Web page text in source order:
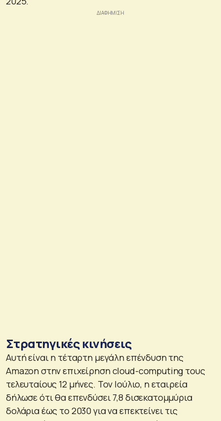
Στρατηγικές κινήσεις
Αυτή είναι η τέταρτη μεγάλη επένδυση της
Amazon στην επιχείρηση cloud-computing τους
τελευταίους 12 μήνες. Τον Ιούλιο, η εταιρεία
δήλωσε ότι θα επενδύσει 7,8 δισεκατομμύρια
δολάρια έως το 2030 για να επεκτείνει τις